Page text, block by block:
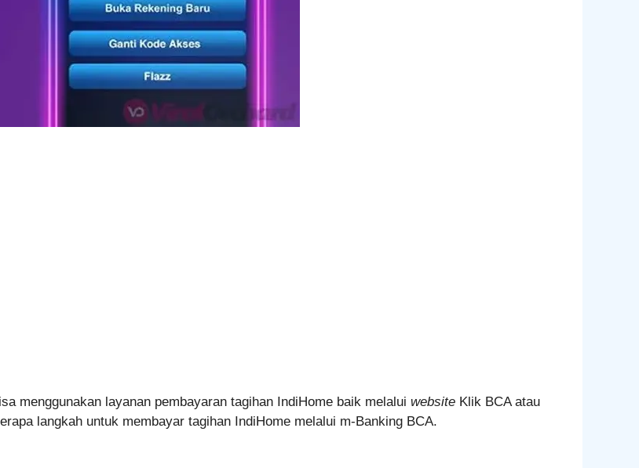
menggunakan layanan pembayaran tagihan IndiHome baik melalui website Klik BCA atau
langkah untuk membayar tagihan IndiHome melalui m-Banking BCA.